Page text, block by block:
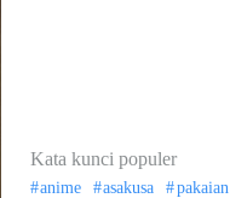
Kata kunci populer
anime asakusa pakaian